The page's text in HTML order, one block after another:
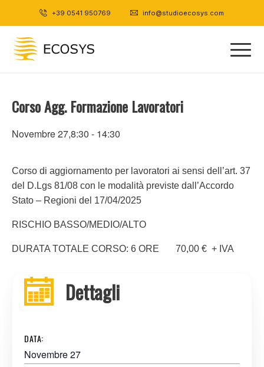
+39 0541 950769 info@studioecosys.com
Corso Agg. Formazione Lavoratori
Novembre 27,8:30 - 14:30
Corso di aggiornamento per lavoratori ai sensi dell’art. 37
del D.Lgs 81/08 con le modalità previste dall’Accordo
Stato – Regioni del 17/04/2025
RISCHIO BASSO/MEDIO/ALTO
DURATA TOTALE CORSO: 6 ORE 70,00 € + IVA
Dettagli
DATA:
Novembre 27